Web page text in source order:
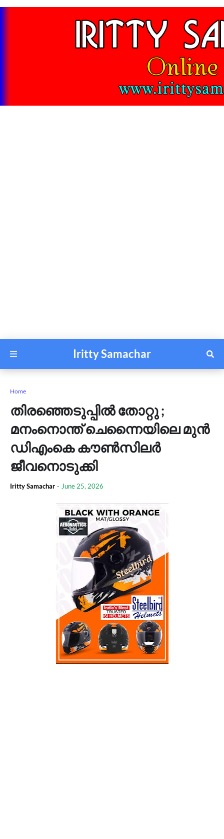
Iritty Samachar
Home
തിരഞ്ഞെടുപ്പിൽ തോറ്റു ;
മനംനൊന്ത് ചെന്നൈയിലെ മുൻ
ഡിഎംകെ കൗൺസിലർ
ജീവനൊടുക്കി
Iritty Samachar - June 25, 2026